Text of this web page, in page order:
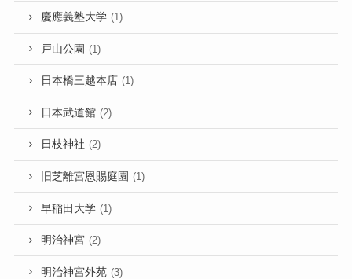
慶應義塾大学 (1)
戸山公園 (1)
日本橋三越本店 (1)
日本武道館 (2)
日枝神社 (2)
旧芝離宮恩賜庭園 (1)
早稲田大学 (1)
明治神宮 (2)
明治神宮外苑 (3)